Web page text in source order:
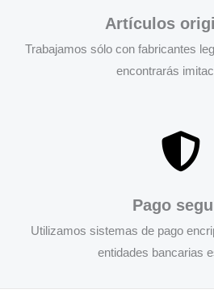
Artículos
Trabajamos sólo con fabricantes
encontrarás
Pago
Utilizamos sistemas de pago
entidades bancarias